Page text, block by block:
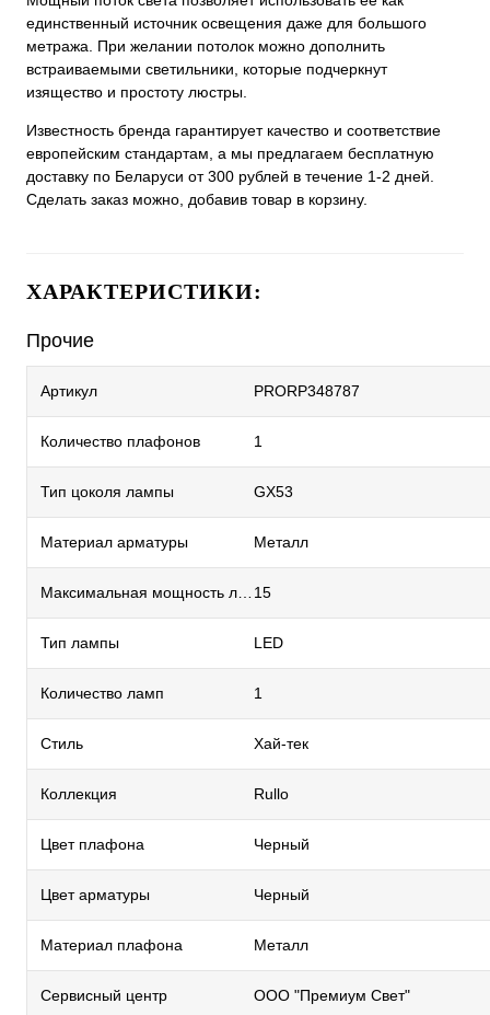
единственный источник освещения даже для большого
метража. При желании потолок можно дополнить
встраиваемыми светильники, которые подчеркнут
изящество и простоту люстры.
Известность бренда гарантирует качество и соответствие
европейским стандартам, а мы предлагаем бесплатную
доставку по Беларуси от 300 рублей в течение 1-2 дней.
Сделать заказ можно, добавив товар в корзину.
ХАРАКТЕРИСТИКИ:
Прочие
Артикул PRORP348787
Количество плафонов 1
Тип цоколя лампы GX53
Материал арматуры Металл
15
Тип лампы LED
Количество ламп 1
Стиль Хай-тек
Коллекция Rullo
Цвет плафона Черный
Цвет арматуры Черный
Материал плафона Металл
Сервисный центр ООО "Премиум Свет"